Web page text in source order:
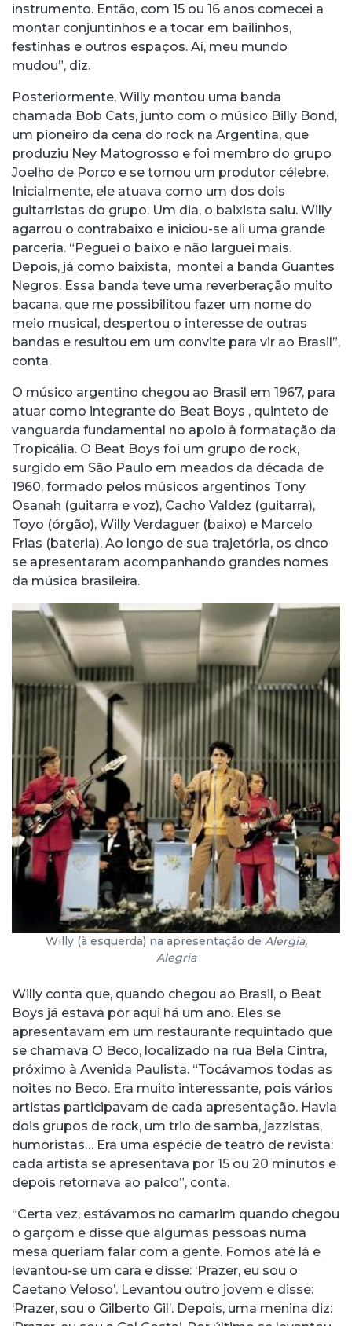
instrumento. Então, com 15 ou 16 anos comecei a
montar conjuntinhos e a tocar em bailinhos,
festinhas e outros espaços. Aí, meu mundo
mudou”, diz.
Posteriormente, Willy montou uma banda
chamada Bob Cats, junto com o músico Billy Bond,
um pioneiro da cena do rock na Argentina, que
produziu Ney Matogrosso e foi membro do grupo
Joelho de Porco e se tornou um produtor célebre.
Inicialmente, ele atuava como um dos dois
guitarristas do grupo. Um dia, o baixista saiu. Willy
agarrou o contrabaixo e iniciou-se ali uma grande
parceria. “Peguei o baixo e não larguei mais.
Depois, já como baixista, montei a banda Guantes
Negros. Essa banda teve uma reverberação muito
bacana, que me possibilitou fazer um nome do
meio musical, despertou o interesse de outras
bandas e resultou em um convite para vir ao Brasil”,
conta.
O músico argentino chegou ao Brasil em 1967, para
atuar como integrante do Beat Boys , quinteto de
vanguarda fundamental no apoio à formatação da
Tropicália. O Beat Boys foi um grupo de rock,
surgido em São Paulo em meados da década de
1960, formado pelos músicos argentinos Tony
Osanah (guitarra e voz), Cacho Valdez (guitarra),
Toyo (órgão), Willy Verdaguer (baixo) e Marcelo
Frias (bateria). Ao longo de sua trajetória, os cinco
se apresentaram acompanhando grandes nomes
da música brasileira.
Willy (à esquerda) na apresentação de Alergia,
Alegria
Willy conta que, quando chegou ao Brasil, o Beat
Boys já estava por aqui há um ano. Eles se
apresentavam em um restaurante requintado que
se chamava O Beco, localizado na rua Bela Cintra,
próximo à Avenida Paulista. “Tocávamos todas as
noites no Beco. Era muito interessante, pois vários
artistas participavam de cada apresentação. Havia
dois grupos de rock, um trio de samba, jazzistas,
humoristas… Era uma espécie de teatro de revista:
cada artista se apresentava por 15 ou 20 minutos e
depois retornava ao palco”, conta.
“Certa vez, estávamos no camarim quando chegou
o garçom e disse que algumas pessoas numa
mesa queriam falar com a gente. Fomos até lá e
levantou-se um cara e disse: ‘Prazer, eu sou o
Caetano Veloso’. Levantou outro jovem e disse:
‘Prazer, sou o Gilberto Gil’. Depois, uma menina diz: